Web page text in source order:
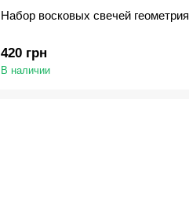
Набор восковых свечей геометрия
420 грн
В наличии